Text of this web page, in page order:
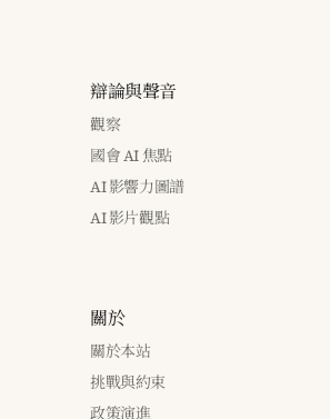
辯論與聲音
觀察
國會 AI 焦點
AI 影響力圖譜
AI 影片觀點
關於
關於本站
挑戰與約束
政策演進